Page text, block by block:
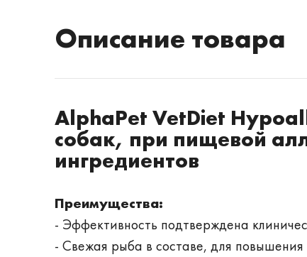
Описание товара
AlphaPet VetDiet
собак, при пищевой
ингредиентов
Преимущества:
- Эффективность подтверждена
- Свежая рыба в составе, для повышения